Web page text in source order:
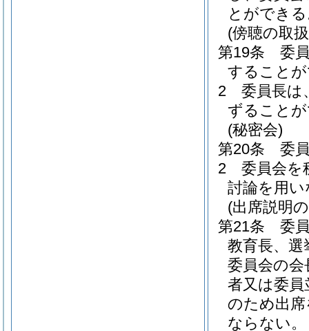
とができ
(傍聴の取
第19条
委
すること
2
委員長は
ずること
(秘密会)
第20条
委
2
委員会を
討論を用
(出席説明
第21条
委
教育長、選
委員会の
者又は委
のため出
ならない。